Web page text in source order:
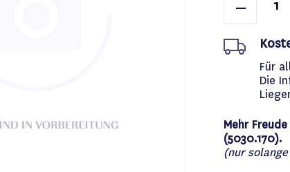
Für
Die
Mehr
(5030.170).
(nur